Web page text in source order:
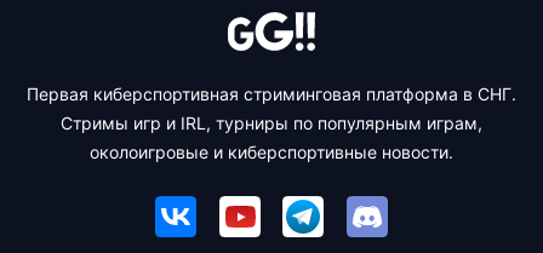
Первая киберспортивная стриминговая платформа в СНГ.
Стримы игр и IRL, турниры по популярным играм,
околоигровые и киберспортивные новости.